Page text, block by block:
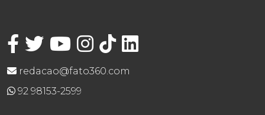
redacao@fato360.com
92 98153-2599